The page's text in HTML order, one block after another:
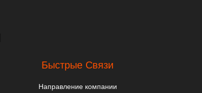
Быстрые Связи
Направление компании